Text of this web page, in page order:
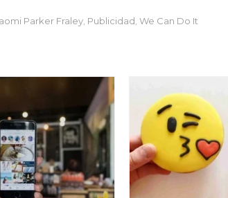
Parker Fraley, Publicidad, We Can Do It